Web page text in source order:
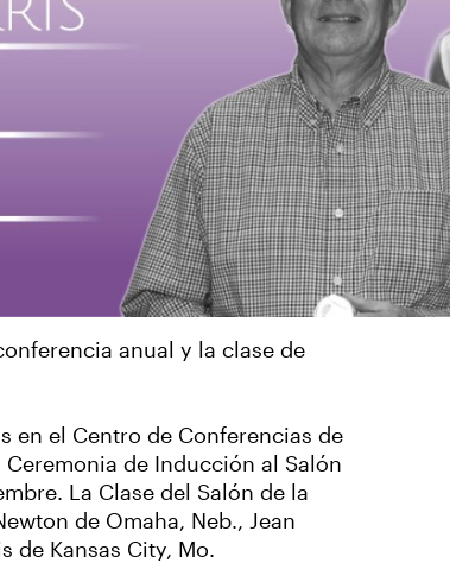
anual y la clase de
en el Centro de Conferencias de
de Inducción al Salón
La Clase del Salón de la
de Omaha, Neb., Jean
de Kansas City, Mo.